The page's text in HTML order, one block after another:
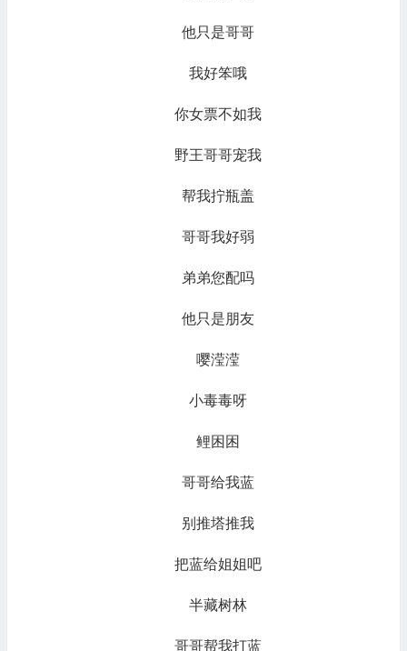
他只是哥哥
我好笨哦
你女票不如我
野王哥哥宠我
帮我拧瓶盖
哥哥我好弱
弟弟您配吗
他只是朋友
嘤滢滢
小毒毒呀
鲤困困
哥哥给我蓝
别推塔推我
把蓝给姐姐吧
半藏树林
哥哥帮我打蓝